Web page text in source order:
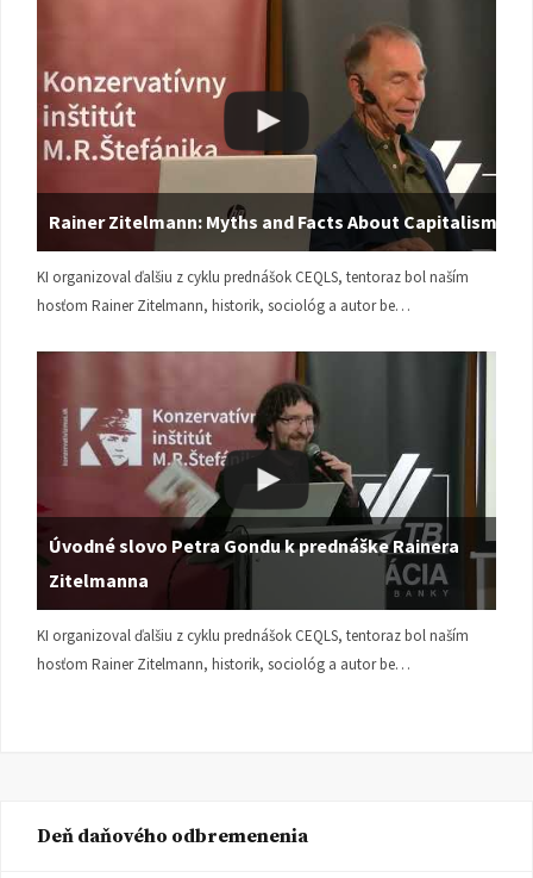
Rainer Zitelmann: Myths and Facts About Capitalism
KI organizoval ďalšiu z cyklu prednášok CEQLS, tentoraz bol naším
hosťom Rainer Zitelmann, historik, sociológ a autor be…
Úvodné slovo Petra Gondu k prednáške Rainera
Zitelmanna
KI organizoval ďalšiu z cyklu prednášok CEQLS, tentoraz bol naším
hosťom Rainer Zitelmann, historik, sociológ a autor be…
Deň daňového odbremenenia